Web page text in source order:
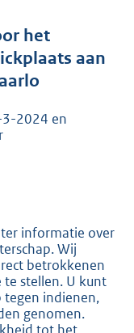
het
aan
3-2024 en
informatie over
Wij
betrokkenen
stellen. U kunt
tegen indienen,
genomen.